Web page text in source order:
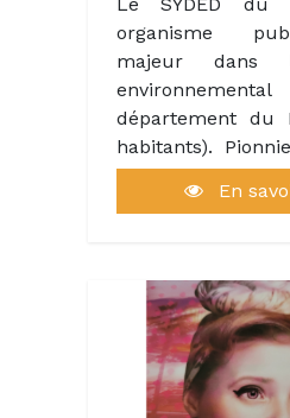
organisme
majeur dans
département du
habitants).
de valorisation
gère en régie,
des emballages,
verre, et 3
valorisation des
bois. Reconnu
en faveur du
En